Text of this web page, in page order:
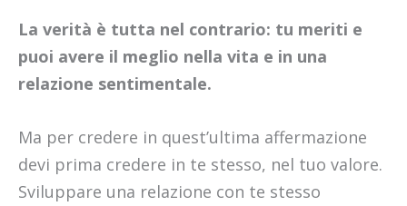
La verità è tutta nel contrario: tu meriti e
puoi avere il meglio nella vita e in una
relazione sentimentale.
Ma per credere in quest’ultima affermazione
devi prima credere in te stesso, nel tuo valore.
Sviluppare una relazione con te stesso